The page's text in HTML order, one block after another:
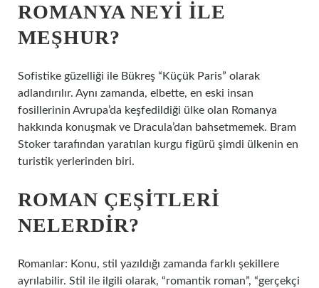
ROMANYA NEYI ILE
MEŞHUR?
Sofistike güzelliği ile Bükreş “Küçük Paris” olarak
adlandırılır. Aynı zamanda, elbette, en eski insan
fosillerinin Avrupa’da keşfedildiği ülke olan Romanya
hakkında konuşmak ve Dracula’dan bahsetmemek. Bram
Stoker tarafından yaratılan kurgu figürü şimdi ülkenin en
turistik yerlerinden biri.
ROMAN ÇEŞITLERI
NELERDIR?
Romanlar: Konu, stil yazıldığı zamanda farklı şekillere
ayrılabilir. Stil ile ilgili olarak, “romantik roman”, “gerçekçi